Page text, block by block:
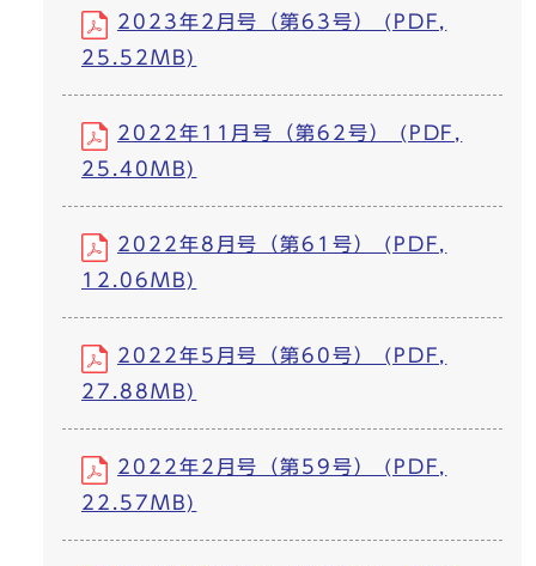
2023年2月号（第63号） (PDF,
25.52MB)
2022年11月号（第62号） (PDF,
25.40MB)
2022年8月号（第61号） (PDF,
12.06MB)
2022年5月号（第60号） (PDF,
27.88MB)
2022年2月号（第59号） (PDF,
22.57MB)